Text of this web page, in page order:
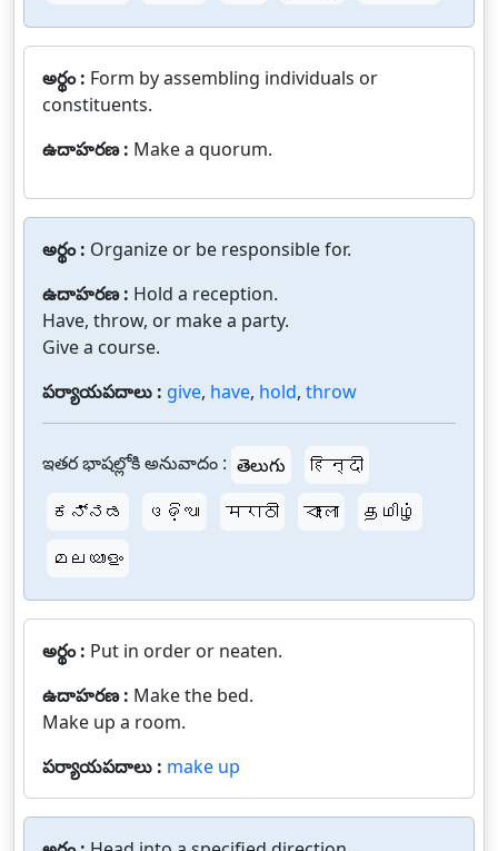
అర్థం : Form by assembling individuals or
constituents.
ఉదాహరణ : Make a quorum.
అర్థం : Organize or be responsible for.
ఉదాహరణ : Hold a reception.
Have, throw, or make a party.
Give a course.
పర్యాయపదాలు : give, have, hold, throw
ఇతర భాషల్లోకి అనువాదం : తెలుగు
हिन्दी
ಕನ್ನಡ
ଓଡ଼ିଆ मराठी বাংলা
தமிழ்
മലയാളം
అర్థం : Put in order or neaten.
ఉదాహరణ : Make the bed.
Make up a room.
పర్యాయపదాలు : make up